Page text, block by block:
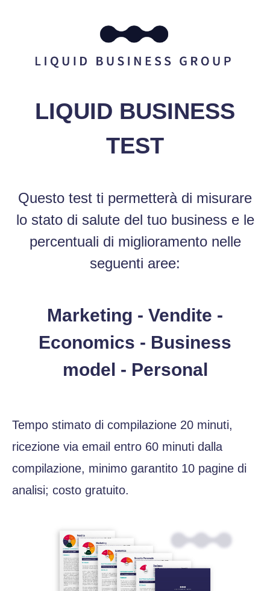
LIQUID BUSINESS
TEST
Questo test ti permetterà di misurare
lo stato di salute del tuo business e le
percentuali di miglioramento nelle
seguenti aree:
Marketing - Vendite -
Economics - Business
model - Personal
Tempo stimato di compilazione 20 minuti,
ricezione via email entro 60 minuti dalla
compilazione, minimo garantito 10 pagine di
analisi; costo gratuito.